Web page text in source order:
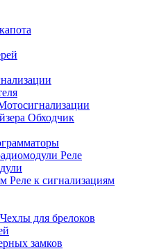
Обходчик
Реле
Реле к сигнализациям
Чехлы для брелоков